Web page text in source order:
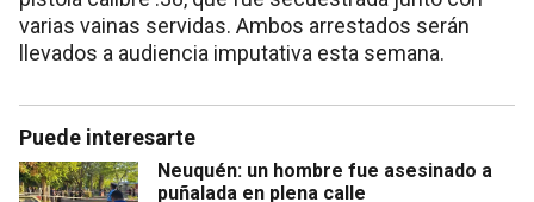
varias vainas servidas. Ambos arrestados serán
llevados a audiencia imputativa esta semana.
Puede interesarte
Neuquén: un hombre fue asesinado a
puñalada en plena calle